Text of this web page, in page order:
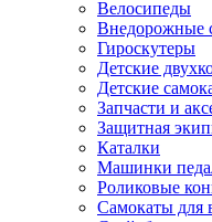
Велосипеды
Внедорожные
Гироскутеры
Детские
Детские
Запчасти и
Защитная
Каталки
Машинки
Роликовые
Самокаты для